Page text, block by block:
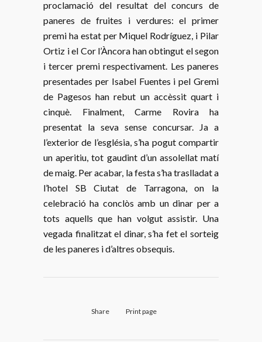
proclamació del resultat del concurs de
paneres de fruites i verdures: el primer
premi ha estat per Miquel Rodríguez, i Pilar
Ortiz i el Cor l’Àncora han obtingut el segon
i tercer premi respectivament. Les paneres
presentades per Isabel Fuentes i pel Gremi
de Pagesos han rebut un accèssit quart i
cinquè. Finalment, Carme Rovira ha
presentat la seva sense concursar. Ja a
l’exterior de l’església, s’ha pogut compartir
un aperitiu, tot gaudint d’un assolellat matí
de maig. Per acabar, la festa s’ha traslladat a
l’hotel SB Ciutat de Tarragona, on la
celebració ha conclòs amb un dinar per a
tots aquells que han volgut assistir. Una
vegada finalitzat el dinar, s’ha fet el sorteig
de les paneres i d’altres obsequis.
Share Print page